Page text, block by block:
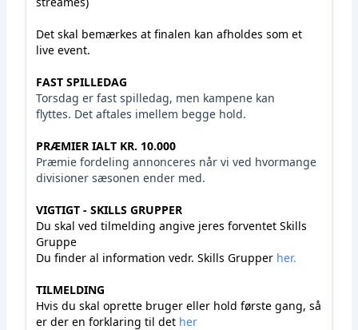
Det skal bemærkes at finalen kan afholdes som et
live event.
FAST SPILLEDAG
Torsdag er fast spilledag, men kampene kan
flyttes. Det aftales imellem begge hold.
PRÆMIER IALT KR. 10.000
Præmie fordeling annonceres når vi ved hvormange
divisioner sæsonen ender med.
VIGTIGT - SKILLS GRUPPER
Du skal ved tilmelding angive jeres forventet Skills
Gruppe
Du finder al information vedr. Skills Grupper her.
TILMELDING
Hvis du skal oprette bruger eller hold første gang, så
er der en forklaring til det her